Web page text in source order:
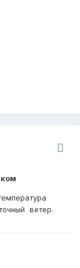
ветер.